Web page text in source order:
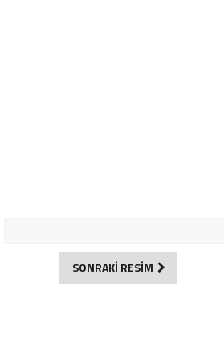
SONRAKİ RESİM